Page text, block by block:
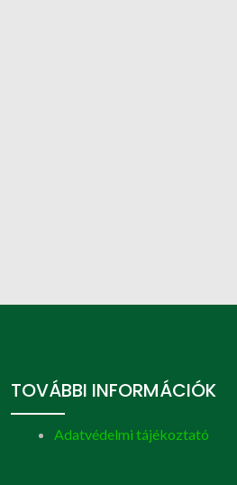
TOVÁBBI INFORMÁCIÓK
Adatvédelmi tájékoztató